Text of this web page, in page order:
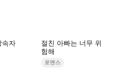
속자
절친 아빠는 너무 위
험해
로맨스